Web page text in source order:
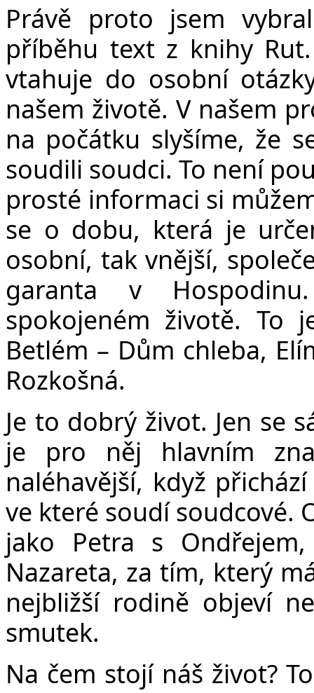
Právě proto jsem
příběhu text z knihy
vtahuje do osobní
našem životě. V našem
na počátku slyšíme, že
soudili soudci. To není
prosté informaci si
se o dobu, která je
osobní, tak vnější,
garanta v
spokojeném životě. To
Betlém – Dům chleba,
Rozkošná.
Je to dobrý život. Jen se
je pro něj hlavním
naléhavější, když
ve které soudí soudcové.
jako Petra s
Nazareta, za tím, který
nejbližší rodině objeví
smutek.
Na čem stojí náš život?